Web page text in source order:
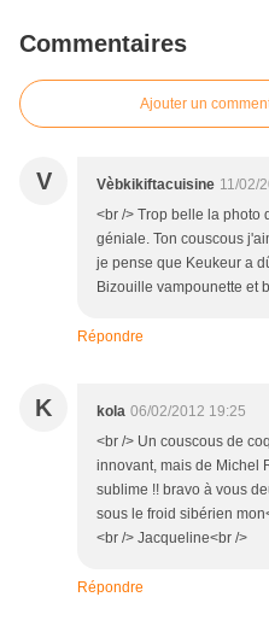
Commentaires
Ajouter un
V Vèbkikiftacuisine 11/02/
<br /> Trop belle la photo
géniale. Ton couscous
je pense que Keukeur a
Bizouille vampounette et
Répondre
K kola 06/02/2012 19:25
<br /> Un couscous de
innovant, mais de Michel
sublime !! bravo à vous
sous le froid sibérien
<br /> Jacqueline<br />
Répondre